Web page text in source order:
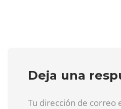
Deja una
Tu dirección de correo